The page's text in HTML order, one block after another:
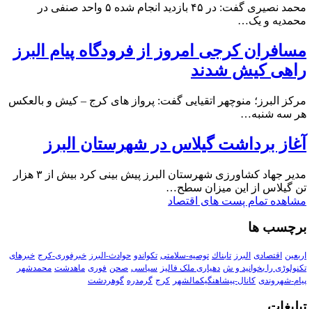
محمد نصیری گفت: در ۴۵ بازدید انجام شده ۵ واحد صنفی در
محمدیه و یک…
مسافران کرجی امروز از فرودگاه پیام البرز
راهی کیش شدند
مرکز البرز؛ منوچهر اتقیایی گفت: پرواز های کرج – کیش و بالعکس
هر سه شنبه…
آغاز برداشت گیلاس در شهرستان البرز
مدیر جهاد کشاورزی شهرستان البرز پیش بینی کرد بیش از ۳ هزار
تن گیلاس از این میزان سطح…
مشاهده تمام پست های اقتصاد
برچسب ها
اربعین اقتصادی البرز تابناك توصیه-سلامتی تکواندو حوادث-البرز خبرفوری-کرج خبرهای
تکنولوڑی را بخوانید و ش دهیاری ملک فالیز سیاسی صحن فوری ماهدشت محمدشهر
پیام-شهروندی کانال-پیشاهنگیکمالشهر کرج گرمدره گوهردشت